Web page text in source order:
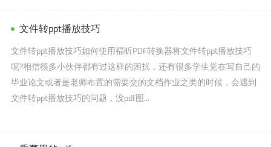
文件转ppt播放技巧
文件转ppt播放技巧如何使用福昕PDF转换器将文件转ppt播放技巧
呢?相信很多小伙伴都有过这样的困扰，还有很多学生党在写自己的
毕业论文或者是老师布置的需要交的文档作业之类的时候，会遇到
文件转ppt播放技巧的问题，没pdf图...